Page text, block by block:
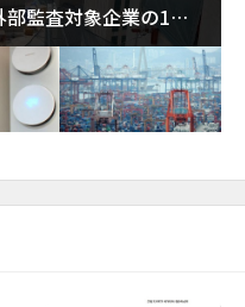
監査対象企業の1割
2.8倍増